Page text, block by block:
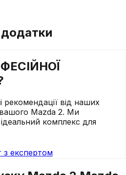
від наших
Mazda 2. Ми
комплекс для
з експертом